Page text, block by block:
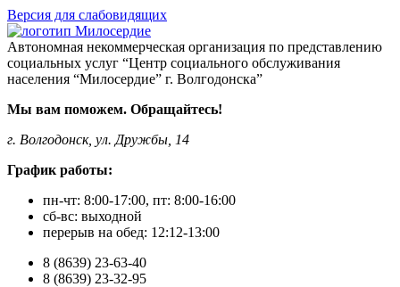
Версия для слабовидящих
Автономная некоммерческая организация по представлению
социальных услуг “Центр социального обслуживания
населения “Милосердие” г. Волгодонска”
Мы вам поможем. Обращайтесь!
г. Волгодонск, ул. Дружбы, 14
График работы:
пн-чт: 8:00-17:00, пт: 8:00-16:00
сб-вс: выходной
перерыв на обед: 12:12-13:00
8 (8639) 23-63-40
8 (8639) 23-32-95